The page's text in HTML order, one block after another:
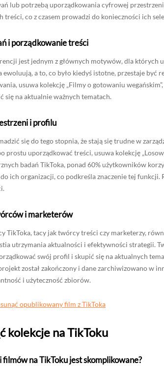
lub potrzebą uporządkowania cyfrowej
treści, co z czasem prowadzi do konieczności ich
i porządkowanie treści
jest jednym z głównych motywów, dla których
a to, co było kiedyś istotne, przestaje być
usuwa kolekcję „Filmy o gotowaniu
się na aktualnie ważnych tematach.
i profilu
się do tego stopnia, że stają się trudne w
prostu uporządkować treści, usuwa kolekcję
badań TikToka, ponad 60% użytkowników
ich organizacji, co podkreśla znaczenie tej funkcji.
i marketerów
TikToka, tacy jak twórcy treści czy marketerzy,
utrzymania aktualności i efektywności strategii.
swój profil i skupić się na aktualnych
został zakończony i dane zarchiwizowano w
i użyteczność zbiorów.
opublikowany film z TikToka
kolekcje na TikToku
filmów na TikToku jest skomplikowane?